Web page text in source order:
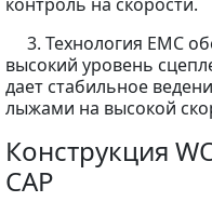
3. Технология EMC
высокий уровень
дает стабильное
лыжами на высокой
Конструкция
CAP